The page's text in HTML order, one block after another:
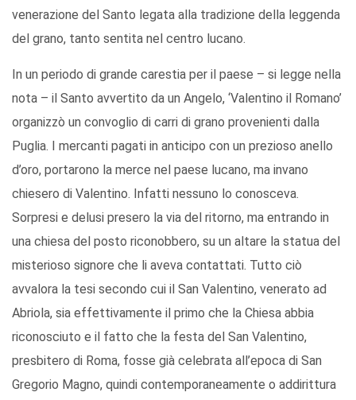
venerazione del Santo legata alla tradizione della leggenda
del grano, tanto sentita nel centro lucano.
In un periodo di grande carestia per il paese – si legge nella
nota – il Santo avvertito da un Angelo, ‘Valentino il Romano’
organizzò un convoglio di carri di grano provenienti dalla
Puglia. I mercanti pagati in anticipo con un prezioso anello
d’oro, portarono la merce nel paese lucano, ma invano
chiesero di Valentino. Infatti nessuno lo conosceva.
Sorpresi e delusi presero la via del ritorno, ma entrando in
una chiesa del posto riconobbero, su un altare la statua del
misterioso signore che li aveva contattati. Tutto ciò
avvalora la tesi secondo cui il San Valentino, venerato ad
Abriola, sia effettivamente il primo che la Chiesa abbia
riconosciuto e il fatto che la festa del San Valentino,
presbitero di Roma, fosse già celebrata all’epoca di San
Gregorio Magno, quindi contemporaneamente o addirittura